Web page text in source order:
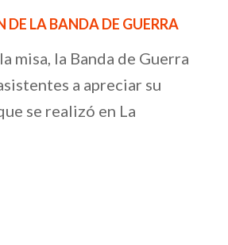
DE LA BANDA DE GUERRA
misa, la Banda de Guerra
a apreciar su
se realizó en La